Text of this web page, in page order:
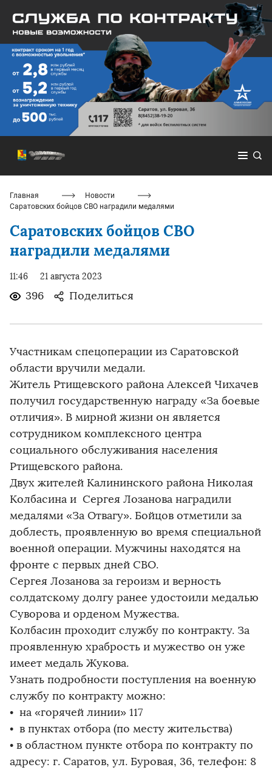
Главная
Новости
Саратовских бойцов СВО наградили медалями
Саратовских бойцов СВО
наградили медалями
11:46 21 августа 2023
396 Поделиться
Участникам спецоперации из Саратовской
области вручили медали.
Житель Ртищевского района Алексей Чихачев
получил государственную награду «За боевые
отличия». В мирной жизни он является
сотрудником комплексного центра
социального обслуживания населения
Ртищевского района.
Двух жителей Калининского района Николая
Колбасина и Сергея Лозанова наградили
медалями «За Отвагу». Бойцов отметили за
доблесть, проявленную во время специальной
военной операции. Мужчины находятся на
фронте с первых дней СВО.
Сергея Лозанова за героизм и верность
солдатскому долгу ранее удостоили медалью
Суворова и орденом Мужества.
Колбасин проходит службу по контракту. За
проявленную храбрость и мужество он уже
имеет медаль Жукова.
Узнать подробности поступления на военную
службу по контракту можно:
• на «горячей линии» 117
• в пунктах отбора (по месту жительства)
• в областном пункте отбора по контракту по
адресу: г. Саратов, ул. Буровая, 36, телефон: 8